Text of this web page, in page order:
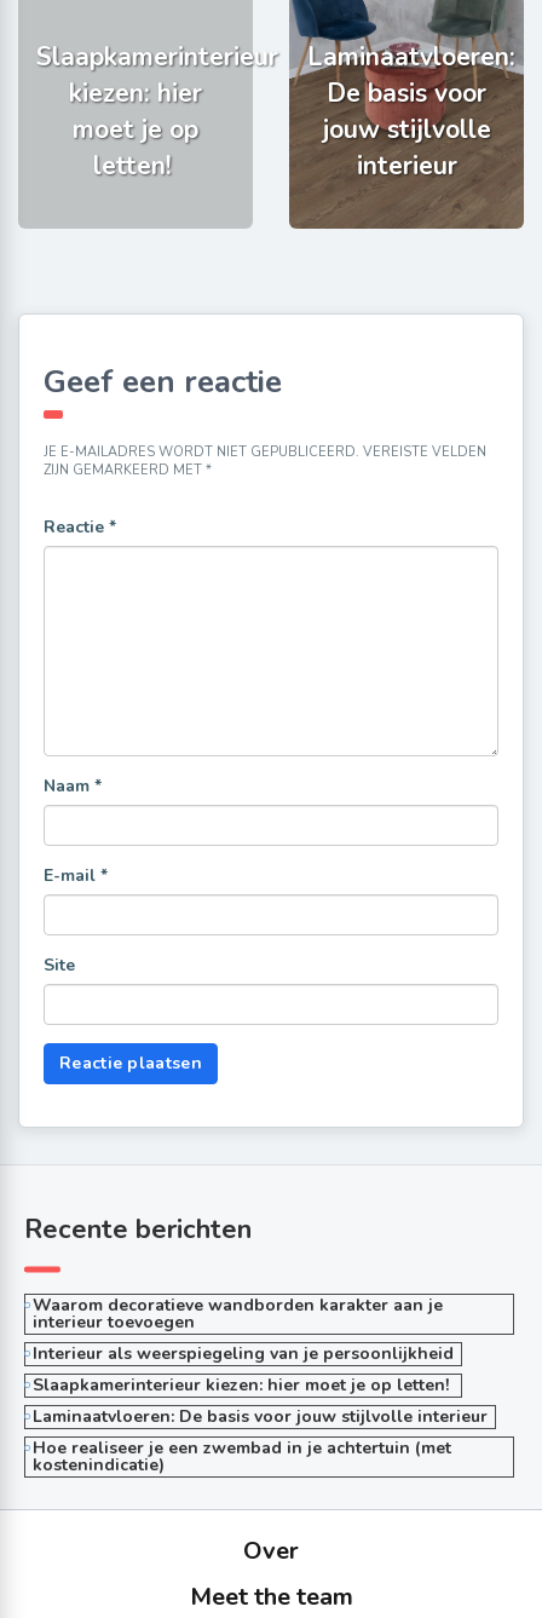
Slaapkamerinterieur
kiezen: hier
moet je op
letten!
Laminaatvloeren:
De basis voor
jouw stijlvolle
interieur
Geef een reactie
JE E-MAILADRES WORDT NIET GEPUBLICEERD. VEREISTE VELDEN
ZIJN GEMARKEERD MET *
Reactie *
Naam *
E-mail *
Site
Recente berichten
Waarom decoratieve wandborden karakter aan je
interieur toevoegen
Interieur als weerspiegeling van je persoonlijkheid
Slaapkamerinterieur kiezen: hier moet je op letten!
Laminaatvloeren: De basis voor jouw stijlvolle interieur
Hoe realiseer je een zwembad in je achtertuin (met
kostenindicatie)
Over
Meet the team